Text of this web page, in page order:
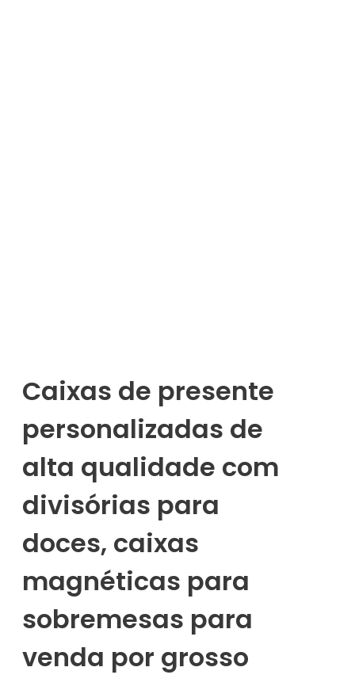
Caixas de presente
personalizadas de
alta qualidade com
divisórias para
doces, caixas
magnéticas para
sobremesas para
venda por grosso